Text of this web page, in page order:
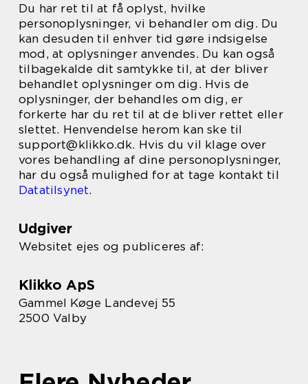
Du har ret til at få oplyst, hvilke
personoplysninger, vi behandler om dig. Du
kan desuden til enhver tid gøre indsigelse
mod, at oplysninger anvendes. Du kan også
tilbagekalde dit samtykke til, at der bliver
behandlet oplysninger om dig. Hvis de
oplysninger, der behandles om dig, er
forkerte har du ret til at de bliver rettet eller
slettet. Henvendelse herom kan ske til
support@klikko.dk. Hvis du vil klage over
vores behandling af dine personoplysninger,
har du også mulighed for at tage kontakt til
Datatilsynet.
Udgiver
Websitet ejes og publiceres af:
Klikko ApS
Gammel Køge Landevej 55
2500 Valby